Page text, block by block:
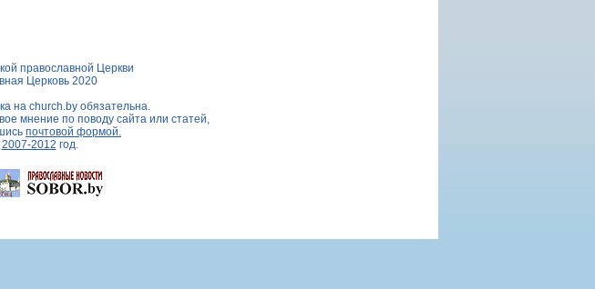
православной Церкви
Церковь 2020
на church.byобязательна.
мнение по поводу сайта или статей,
почтовой формой.
2007-2012 год.